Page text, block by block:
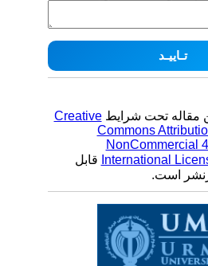
مقاله تحت شرایطCreative
Commons
Internationalقابل
است.